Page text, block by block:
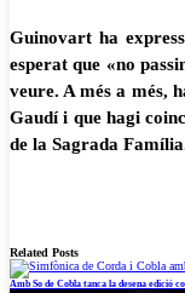
Guinovart ha
esperat que «no
veure. A més a més,
Gaudí i que hagi
de la Sagrada
Related Posts
Amb So de Cobla tanca la desena edició